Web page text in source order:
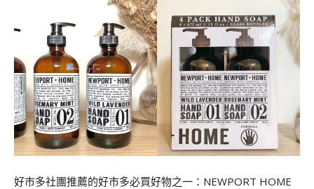
好市多社團推薦的好市多必買好物之一：NEWPORT HOME